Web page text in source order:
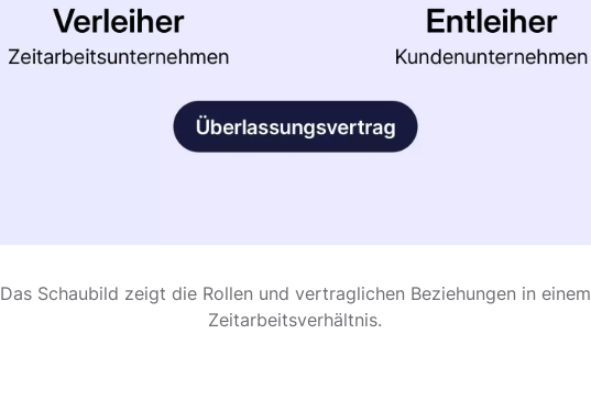
Das Schaubild zeigt die Rollen und vertraglichen Beziehungen in einem
Zeitarbeitsverhältnis.